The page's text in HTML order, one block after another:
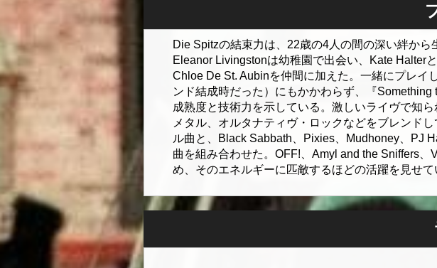
Die Spitzの結束力は、22歳の4人の間の深い絆か
Eleanor Livingstonは幼稚園で出会い、Kate Halter
Chloe De St. Aubinを仲間に加えた。一緒にプレイ
ンド結成時だった）にもかかわらず、『
成熟度と技術力を示している。激しいライヴで知
メタル、オルタナティヴ・ロックなどをブレンド
ル曲と、Black Sabbath、Pixies、Mudhoney、PJ
曲を組み合わせた。OFF!、Amyl and the Sniffers
め、そのエネルギーに匹敵するほどの活躍を見せて